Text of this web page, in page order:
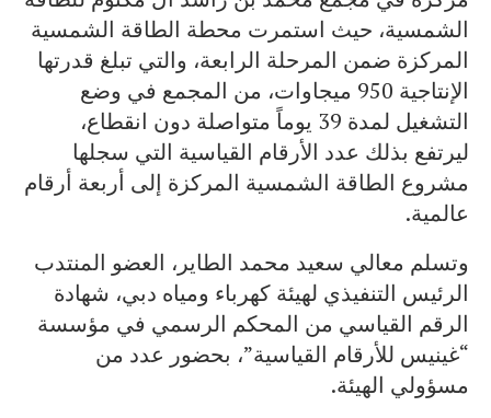
الشمسية، حيث استمرت محطة الطاقة الشمسية
المركزة ضمن المرحلة الرابعة، والتي تبلغ قدرتها
الإنتاجية 950 ميجاوات، من المجمع في وضع
التشغيل لمدة 39 يوماً متواصلة دون انقطاع،
ليرتفع بذلك عدد الأرقام القياسية التي سجلها
مشروع الطاقة الشمسية المركزة إلى أربعة أرقام
عالمية.
وتسلم معالي سعيد محمد الطاير، العضو المنتدب
الرئيس التنفيذي لهيئة كهرباء ومياه دبي، شهادة
الرقم القياسي من المحكم الرسمي في مؤسسة
“غينيس للأرقام القياسية”، بحضور عدد من
مسؤولي الهيئة.